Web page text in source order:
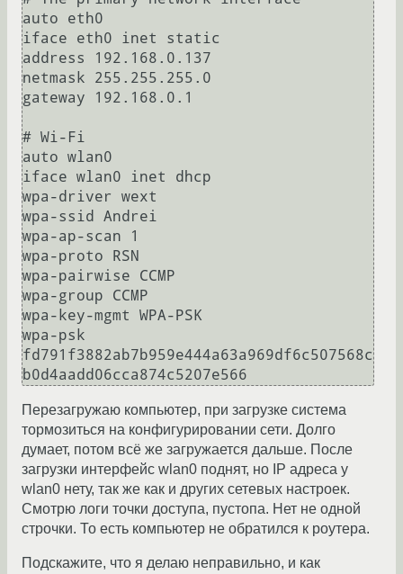
auto eth0
iface eth0 inet static
address 192.168.0.137
netmask 255.255.255.0
gateway 192.168.0.1
# Wi-Fi
auto wlan0
iface wlan0 inet dhcp
wpa-driver wext
wpa-ssid Andrei
wpa-ap-scan 1
wpa-proto RSN
wpa-pairwise CCMP
wpa-group CCMP
wpa-key-mgmt WPA-PSK
wpa-psk
fd791f3882ab7b959e444a63a969df6c507568c
b0d4aadd06cca874c5207e566
Перезагружаю компьютер, при загрузке система
тормозиться на конфигурировании сети. Долго
думает, потом всё же загружается дальше. После
загрузки интерфейс wlan0 поднят, но IP адреса у
wlan0 нету, так же как и других сетевых настроек.
Смотрю логи точки доступа, пустопа. Нет не одной
строчки. То есть компьютер не обратился к роутера.
Подскажите, что я делаю неправильно, и как